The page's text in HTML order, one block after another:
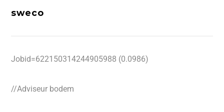
sweco
Jobid=622150314244905988 (0.0986)
//Adviseur bodem